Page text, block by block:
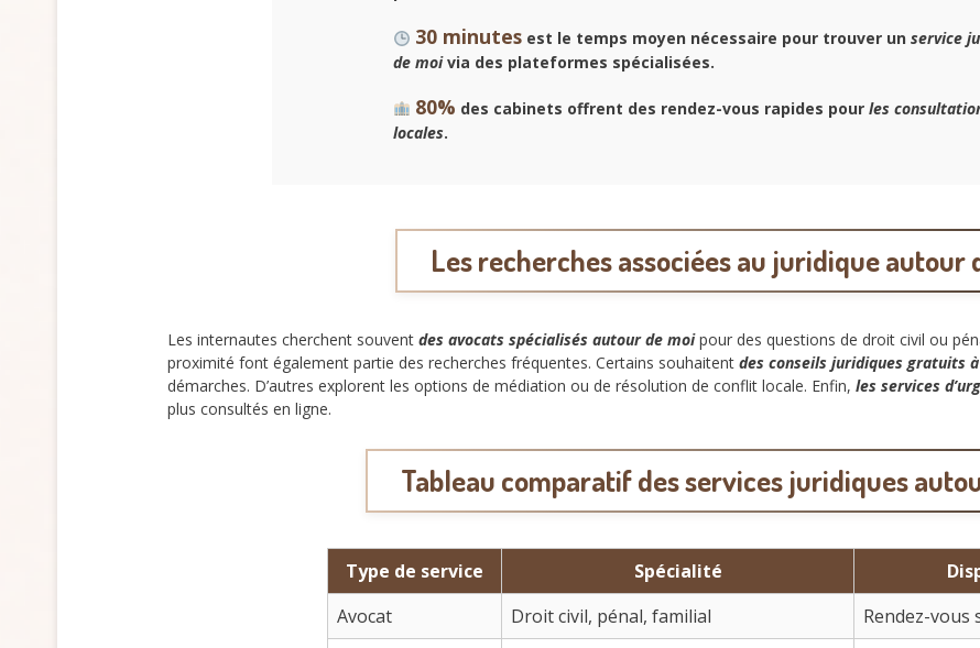
30 minutesest le temps moyen nécessaire pour trouver un service
de moivia des plateformes spécialisées.
80% des cabinets offrent des rendez-vous rapides pour les
locales.
Les recherches associées au juridique autour
Les internautes cherchent souvent des avocats spécialisés autour de moipour des questions de droit civil ou
proximité font également partie des recherches fréquentes. Certains souhaitent des conseils juridiques gratuits
démarches. D’autres explorent les options de médiation ou de résolution de conflit locale. Enfin, les services
plus consultés en ligne.
Tableau comparatif des services juridiques
Type de service Spécialité
Avocat
Droit civil, pénal, familial
Rendez-vous